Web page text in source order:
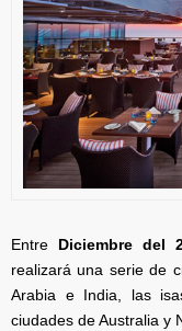
Entre Diciembre del
realizará una serie de
Arabia e India, las
ciudades de Australia y